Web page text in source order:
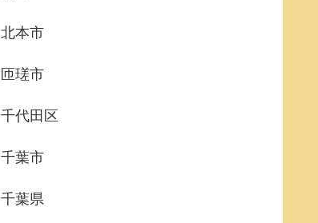
北本市
匝瑳市
千代田区
千葉市
千葉県